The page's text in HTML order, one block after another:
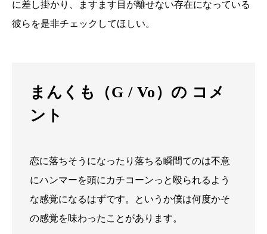
に差し掛かり、ますます目が離せない存在になっている
彼らを是非チェックしてほしい。
まんくも（G / Vo）の コメ
ント
恋に落ちそうになったり落ちる瞬間てのは不意
にハンマーを頭にカチコーンっと殴られるよう
な感覚になるはずです。というか僕は何度かそ
の感覚を味わったことがあります。